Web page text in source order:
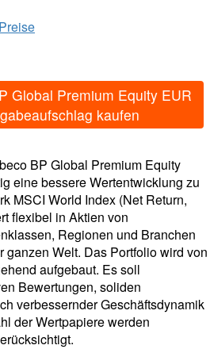
Global Premium Equity EUR
kaufen
BP Global Premium Equity
eine bessere Wertentwicklung zu
MSCI World Index (Net Return,
flexibel in Aktien von
Regionen und Branchen
ganzen Welt. Das Portfolio wird von
aufgebaut. Es soll
Bewertungen, soliden
verbessernder Geschäftsdynamik
der Wertpapiere werden